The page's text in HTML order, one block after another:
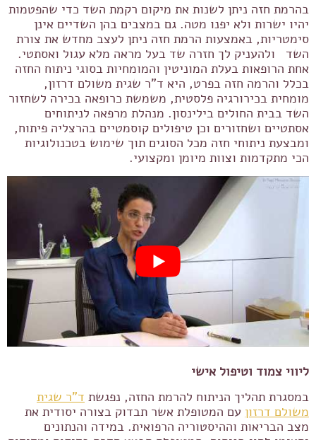
בהרמת חזה ניתן לשנות את מיקום רקמת השד כדי שהפטמות
יהיו ישרות ולא יפנו מטה. גם במצבים בהן השדיים אינן
סימטריות, באמצעות הרמת חזה ניתן לעצב מחדש את צורת
השד ולהעניק לך חזרה שד בעל מראה מלא עגול ואסתטי.
אחת הרופאות בעלת המוניטין והמומחיות בסוגי ניתוח החזה
בכלל והרמה חזה בפרט, היא ד"ר שגית משולם דרזון,
מומחית בכירורגיה פלסטית, משמשת כרופאה בכירה לשחזור
השד בבית החולים בילינסון. מנהלת מרפאה לניתוחים
אסתטיים ושחזורים וכן טיפולים קוסמטיים בהרצליה פיתוח,
ומבצעת ניתוחי חזה מכל הסוגים תוך שימוש בטכנולוגיות
הכי מתקדמות וצוות מיומן ומקצועי.
ליווי צמוד וטיפול אישי
במסגרת תהליך הניתוח להרמת החזה, נפגשת ד"ר שגית
משולם דרזון עם המטופלת אשר תבדוק בצורה יסודית את
מצב הבריאות וההיסטוריה הרפואית. במידה והנתונים